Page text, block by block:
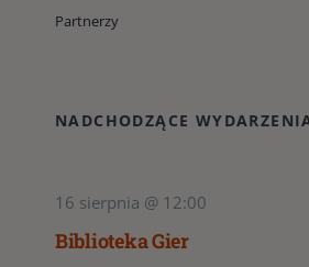
Partnerzy
NADCHODZĄCE
16 sierpnia @ 12:00
Biblioteka Gier